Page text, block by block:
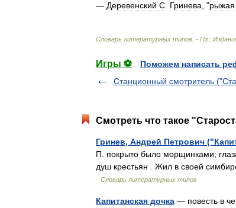
— Деревенский С Гринева , "рыжая
Словарь литературных типов . - Пг :
Игры ⚽
Поможем написать
Станционный смотритель
Смотреть что такое
Гринев, Андрей Петрович
П. покрыто было морщинками;
душ крестьян . Жил в своей
Словарь литературных типов
Капитанская дочка — повесть в